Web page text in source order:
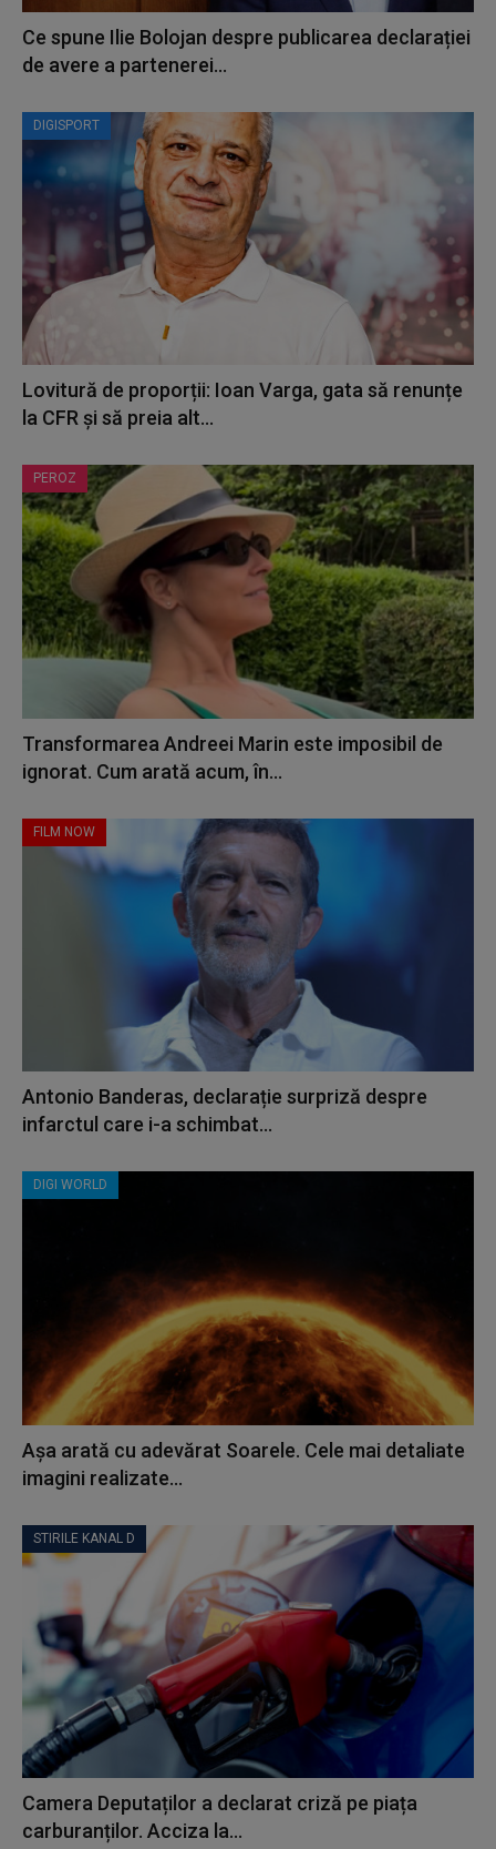
Ce spune Ilie Bolojan despre publicarea declarației
de avere a partenerei...
DIGISPORT
Lovitură de proporții: Ioan Varga, gata să renunțe
la CFR și să preia alt...
PEROZ
Transformarea Andreei Marin este imposibil de
ignorat. Cum arată acum, în...
FILM NOW
Antonio Banderas, declarație surpriză despre
infarctul care i-a schimbat...
DIGI WORLD
Așa arată cu adevărat Soarele. Cele mai detaliate
imagini realizate...
STIRILE KANAL D
Camera Deputaților a declarat criză pe piața
carburanților. Acciza la...